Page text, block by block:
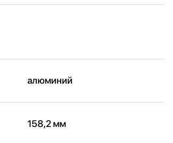
алюминий
158,2 мм